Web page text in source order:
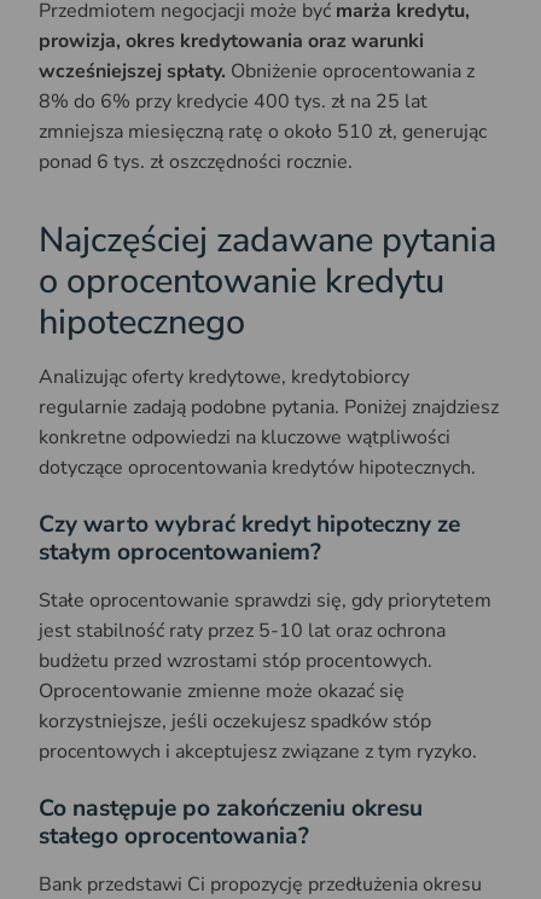
Przedmiotem negocjacji może być marża kredytu,
prowizja, okres kredytowania oraz warunki
wcześniejszej spłaty. Obniżenie oprocentowania z
8% do 6% przy kredycie 400 tys. zł na 25 lat
zmniejsza miesięczną ratę o około 510 zł, generując
ponad 6 tys. zł oszczędności rocznie.
Najczęściej zadawane pytania
o oprocentowanie kredytu
hipotecznego
Analizując oferty kredytowe, kredytobiorcy
regularnie zadają podobne pytania. Poniżej znajdziesz
konkretne odpowiedzi na kluczowe wątpliwości
dotyczące oprocentowania kredytów hipotecznych.
Czy warto wybrać kredyt hipoteczny ze
stałym oprocentowaniem?
Stałe oprocentowanie sprawdzi się, gdy priorytetem
jest stabilność raty przez 5-10 lat oraz ochrona
budżetu przed wzrostami stóp procentowych.
Oprocentowanie zmienne może okazać się
korzystniejsze, jeśli oczekujesz spadków stóp
procentowych i akceptujesz związane z tym ryzyko.
Co następuje po zakończeniu okresu
stałego oprocentowania?
Bank przedstawi Ci propozycję przedłużenia okresu